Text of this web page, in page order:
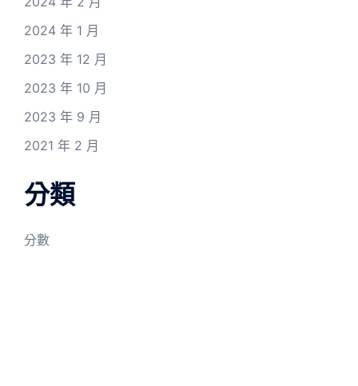
2024 年 1 月
2023 年 12 月
2023 年 10 月
2023 年 9 月
2021 年 2 月
分類
分數